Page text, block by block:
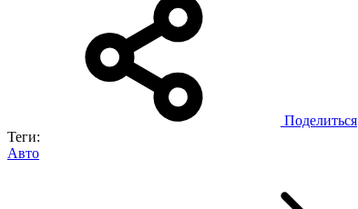
Поделиться
Теги:
Авто